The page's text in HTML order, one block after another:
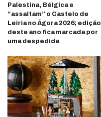
Palestina, Bélgica e
“assaltam” o Castelo de
Leiria no Ágora 2026; edição
deste ano fica marcada por
uma despedida